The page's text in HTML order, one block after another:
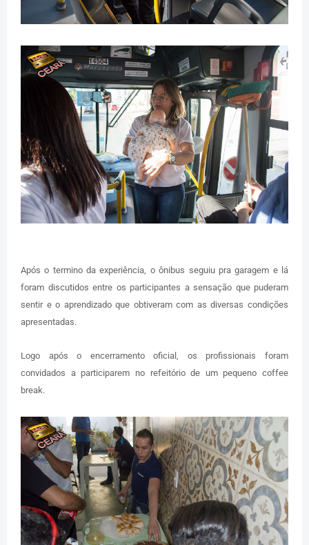
Após o termino da experiência, o ônibus seguiu pra garagem e lá
foram discutidos entre os participantes a sensação que puderam
sentir e o aprendizado que obtiveram com as diversas condições
apresentadas.
Logo após o encerramento oficial, os profissionais foram
convidados a participarem no refeitório de um pequeno coffee
break.